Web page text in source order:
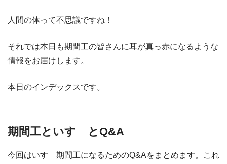
人間の体って不思議ですね！
それでは本日も期間工の皆さんに耳が真っ赤になるような
情報をお届けします。
本日のインデックスです。
期間工といすゞとQ&A
今回はいすゞ期間工になるためのQ&Aをまとめます。これ